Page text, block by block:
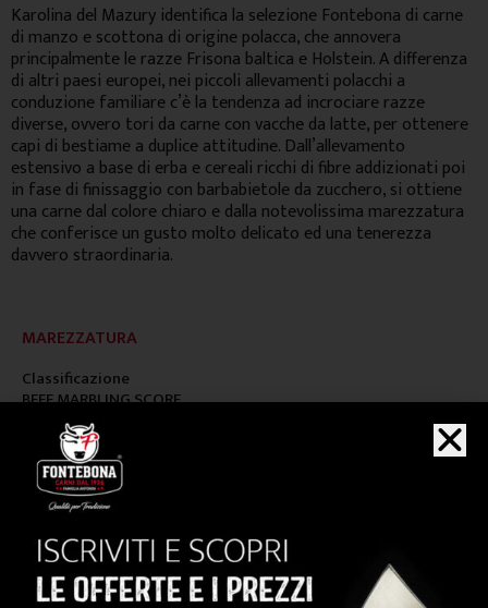
Karolina del Mazury identifica la selezione Fontebona di carne
di manzo e scottona di origine polacca, che annovera
principalmente le razze Frisona baltica e Holstein. A differenza
di altri paesi europei, nei piccoli allevamenti polacchi a
conduzione familiare c’è la tendenza ad incrociare razze
diverse, ovvero tori da carne con vacche da latte, per ottenere
capi di bestiame a duplice attitudine. Dall’allevamento
estensivo a base di erba e cereali ricchi di fibre addizionati poi
in fase di finissaggio con barbabietole da zucchero, si ottiene
una carne dal colore chiaro e dalla notevolissima marezzatura
che conferisce un gusto molto delicato ed una tenerezza
davvero straordinaria.
MAREZZATURA
Classificazione
BEEF MARBLING SCORE